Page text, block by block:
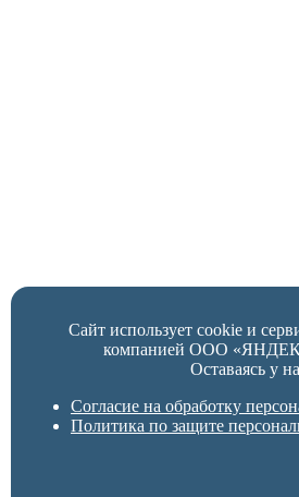
Сайт использует cookie и
компанией ООО
Оставаясь у
Согласие на обработку
Политика по защите